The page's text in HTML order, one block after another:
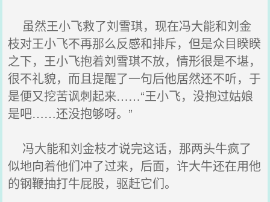
虽然王小飞救了刘雪琪，现在冯大能和刘金
枝对王小飞不再那么反感和排斥，但是众目睽睽
之下，王小飞抱着刘雪琪不放，情形很是不堪，
很不礼貌，而且提醒了一句后他居然还不听，于
是便又挖苦讽刺起来……“王小飞，没抱过姑娘
是吧……还没抱够呀。”
冯大能和刘金枝才说完这话，那两头牛疯了
似地向着他们冲了过来，后面，许大牛还在用他
的钢鞭抽打牛屁股，驱赶它们。